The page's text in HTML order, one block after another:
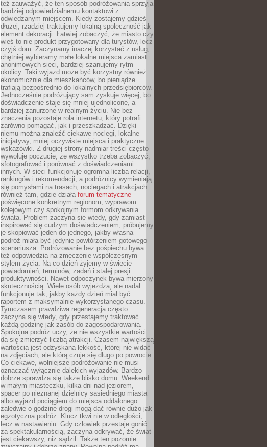
też zauważyć, że ten sposób podróżowania sprzyja
bardziej odpowiedzialnemu kontaktowi z
odwiedzanym miejscem. Kiedy zostajemy gdzieś
dłużej, rzadziej traktujemy lokalną społeczność jak
element dekoracji. Łatwiej zobaczyć, że miasto czy
wieś to nie produkt przygotowany dla turystów, lecz
czyjś dom. Zaczynamy inaczej korzystać z usług,
chętniej wybieramy małe lokalne miejsca zamiast
anonimowych sieci, bardziej szanujemy rytm
okolicy. Taki wyjazd może być korzystny również
ekonomicznie dla mieszkańców, bo pieniądze
trafiają bezpośrednio do lokalnych przedsiębiorców.
Jednocześnie podróżujący sam zyskuje więcej, bo
doświadczenie staje się mniej ujednolicone, a
bardziej zanurzone w realnym życiu. Nie bez
znaczenia pozostaje rola internetu, który potrafi
zarówno pomagać, jak i przeszkadzać. Dzięki
niemu można znaleźć ciekawe noclegi, lokalne
inicjatywy, mniej oczywiste miejsca i praktyczne
wskazówki. Z drugiej strony nadmiar treści często
wywołuje poczucie, że wszystko trzeba zobaczyć,
sfotografować i porównać z doświadczeniami
innych. W sieci funkcjonuje ogromna liczba relacji,
rankingów i rekomendacji, a podróżnicy wymieniają
się pomysłami na trasach, noclegach i atrakcjach
również tam, gdzie działa forum tematyczne
poświęcone konkretnym regionom, wyprawom
kolejowym czy spokojnym formom odkrywania
świata. Problem zaczyna się wtedy, gdy zamiast
inspirować się cudzym doświadczeniem, próbujemy
je skopiować jeden do jednego, jakby własna
podróż miała być jedynie powtórzeniem gotowego
scenariusza. Podróżowanie bez pośpiechu bywa
też odpowiedzią na zmęczenie współczesnym
stylem życia. Na co dzień żyjemy w świecie
powiadomień, terminów, zadań i stałej presji
produktywności. Nawet odpoczynek bywa mierzony
skutecznością. Wiele osób wyjeżdża, ale nadal
funkcjonuje tak, jakby każdy dzień miał być
raportem z maksymalnie wykorzystanego czasu.
Tymczasem prawdziwa regeneracja często
zaczyna się wtedy, gdy przestajemy traktować
każdą godzinę jak zasób do zagospodarowania.
Spokojna podróż uczy, że nie wszystkie wartości
da się zmierzyć liczbą atrakcji. Czasem największą
wartością jest odzyskana lekkość, której nie widać
na zdjęciach, ale którą czuje się długo po powrocie.
Co ciekawe, wolniejsze podróżowanie nie musi
oznaczać wyłącznie dalekich wyjazdów. Bardzo
dobrze sprawdza się także blisko domu. Weekend
w małym miasteczku, kilka dni nad jeziorem,
spacer po nieznanej dzielnicy sąsiedniego miasta
albo wyjazd pociągiem do miejsca oddalonego
zaledwie o godzinę drogi mogą dać równie dużo jak
egzotyczna podróż. Klucz tkwi nie w odległości,
lecz w nastawieniu. Gdy człowiek przestaje gonić
za spektakularnością, zaczyna odkrywać, że świat
jest ciekawszy, niż sądził. Także ten pozornie